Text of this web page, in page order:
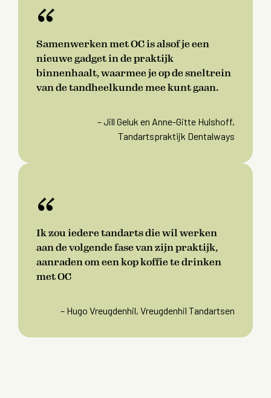
“
Samenwerken met OC is alsof je een
nieuwe gadget in de praktijk
binnenhaalt, waarmee je op de sneltrein
van de tandheelkunde mee kunt gaan.
– Jill Geluk en Anne-Gitte Hulshoff,
Tandartspraktijk Dentalways
“
Ik zou iedere tandarts die wil werken
aan de volgende fase van zijn praktijk,
aanraden om een kop koffie te drinken
met OC
– Hugo Vreugdenhil, Vreugdenhil Tandartsen